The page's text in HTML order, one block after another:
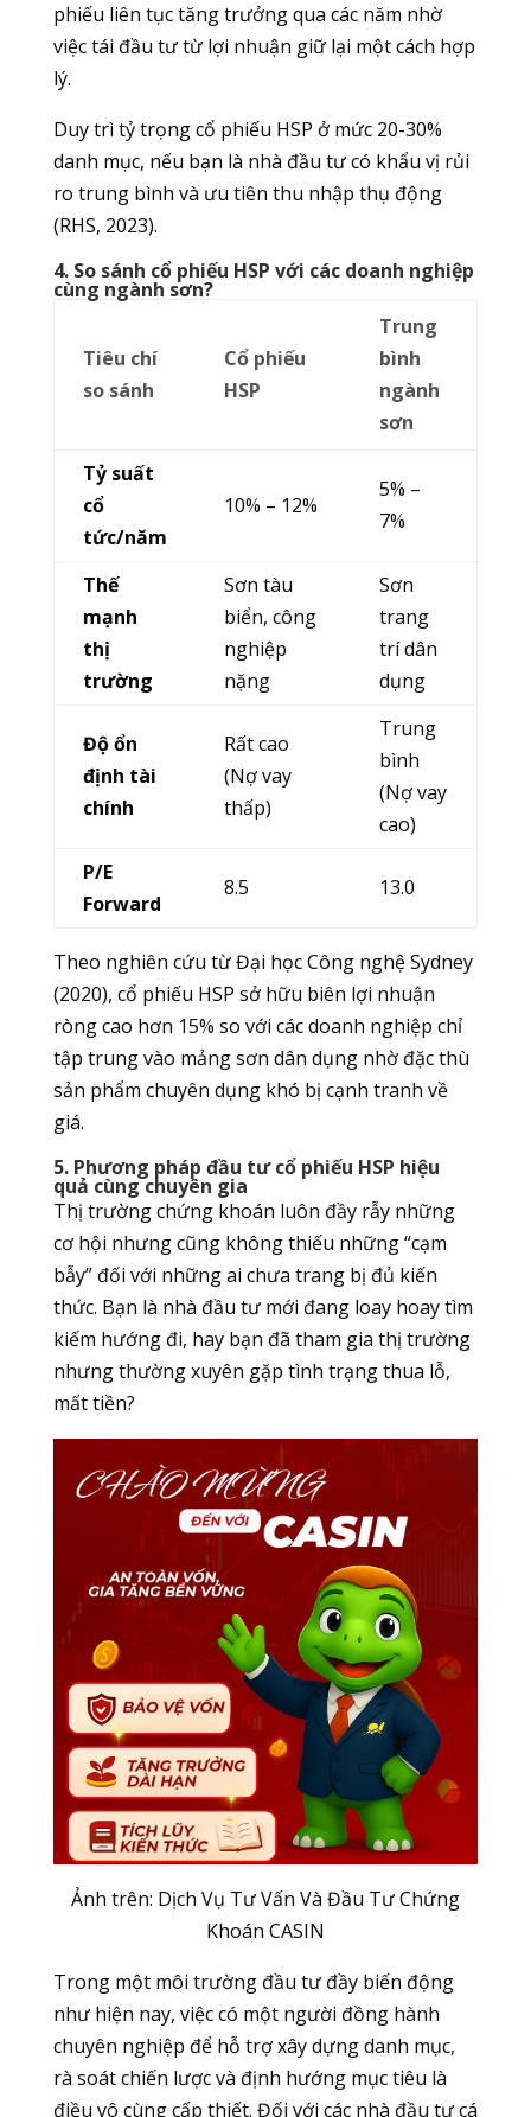
phiếu liên tục tăng trưởng qua các năm nhờ
việc tái đầu tư từ lợi nhuận giữ lại một cách hợp
lý.
Duy trì tỷ trọng cổ phiếu HSP ở mức 20-30%
danh mục, nếu bạn là nhà đầu tư có khẩu vị rủi
ro trung bình và ưu tiên thu nhập thụ động
(RHS, 2023).
4. So sánh cổ phiếu HSP với các doanh nghiệp
cùng ngành sơn?
Tiêu chí
so sánh
Cổ phiếu
HSP
Trung
bình
ngành
sơn
Tỷ suất
cổ
tức/năm
10% – 12%
5% –
7%
Thế
mạnh
thị
trường
Sơn tàu
biển, công
nghiệp
nặng
Sơn
trang
trí dân
dụng
Độ ổn
định tài
chính
Rất cao
(Nợ vay
thấp)
Trung
bình
(Nợ vay
cao)
P/E
Forward
8.5 13.0
Theo nghiên cứu từ Đại học Công nghệ Sydney
(2020), cổ phiếu HSP sở hữu biên lợi nhuận
ròng cao hơn 15% so với các doanh nghiệp chỉ
tập trung vào mảng sơn dân dụng nhờ đặc thù
sản phẩm chuyên dụng khó bị cạnh tranh về
giá.
5. Phương pháp đầu tư cổ phiếu HSP hiệu
quả cùng chuyên gia
Thị trường chứng khoán luôn đầy rẫy những
cơ hội nhưng cũng không thiếu những “cạm
bẫy” đối với những ai chưa trang bị đủ kiến
thức. Bạn là nhà đầu tư mới đang loay hoay tìm
kiếm hướng đi, hay bạn đã tham gia thị trường
nhưng thường xuyên gặp tình trạng thua lỗ,
mất tiền?
Ảnh trên: Dịch Vụ Tư Vấn Và Đầu Tư Chứng
Khoán CASIN
Trong một môi trường đầu tư đầy biến động
như hiện nay, việc có một người đồng hành
chuyên nghiệp để hỗ trợ xây dựng danh mục,
rà soát chiến lược và định hướng mục tiêu là
điều vô cùng cấp thiết. Đối với các nhà đầu tư cá